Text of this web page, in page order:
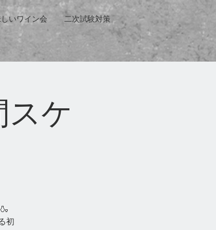
いワイン会 二次試験対策
スケ
初